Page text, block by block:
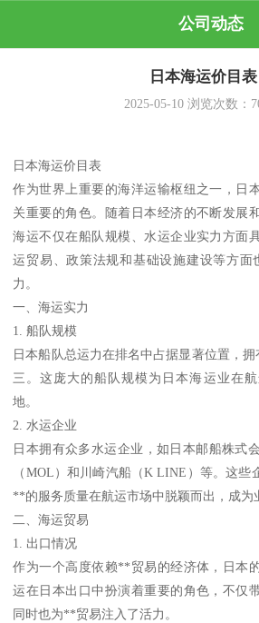
公司动态
日本海运价目表
2025-05-10浏览次数：
日本海运价目表
作为世界上重要的海洋运输枢纽之一，日
关重要的角色。随着日本经济的不断发展
海运不仅在船队规模、水运企业实力方面
运贸易、政策法规和基础设施建设等方
力。
一、海运实力
1. 船队规模
日本船队总运力在排名中占据显著位置，拥
三。这庞大的船队规模为日本海运业在
地。
2. 水运企业
日本拥有众多水运企业，如日本邮船株式
（MOL）和川崎汽船（K LINE）等。这些
**的服务质量在航运市场中脱颖而出，成为
二、海运贸易
1. 出口情况
作为一个高度依赖**贸易的经济体，日本
运在日本出口中扮演着重要的角色，不仅
同时也为**贸易注入了活力。